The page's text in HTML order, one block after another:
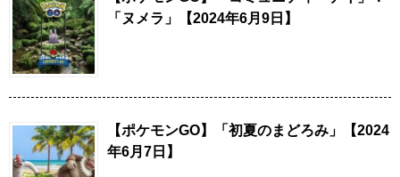
「ヌメラ」【2024年6月9日】
【ポケモンGO】「初夏のまどろみ」【2024
年6月7日】